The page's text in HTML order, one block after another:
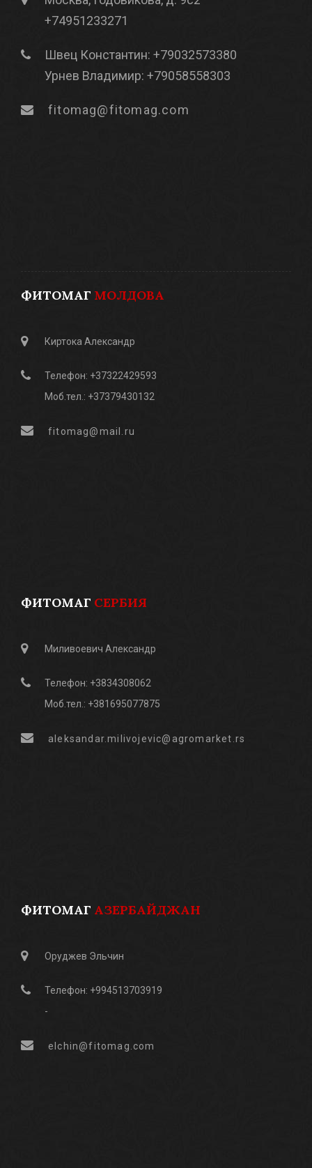
+74951233271
Швец Константин: +79032573380
Урнев Владимир: +79058558303
fitomag@fitomag.com
ФИТОМАГ МОЛДОВА
Киртока Александр
Телефон: +37322429593
Моб.тел.: +37379430132
fitomag@mail.ru
ФИТОМАГ СЕРБИЯ
Миливоевич Александр
Телефон: +3834308062
Моб.тел.: +381695077875
aleksandar.milivojevic@agromarket.rs
ФИТОМАГ АЗЕРБАЙДЖАН
Оруджев Эльчин
Телефон: +994513703919
-
elchin@fitomag.com